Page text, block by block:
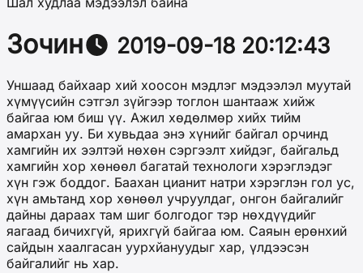
Зочин 2019-09-18 20:12:43
Уншаад байхаар хий хоосон мэдлэг мэдээлэл муутай
хүмүүсийн сэтгэл зүйгээр тоглон шантааж хийж
байгаа юм биш үү. Ажил хөдөлмөр хийх тийм
амархан уу. Би хувьдаа энэ хүнийг байгал орчинд
хамгийн их ээлтэй нөхөн сэргээлт хийдэг, байгальд
хамгийн хор хөнөөл багатай технологи хэрэглэдэг
хүн гэж боддог. Баахан цианит натри хэрэглэн гол ус,
хүн амьтанд хор хөнөөл учруулдаг, онгон байгалийг
дайны дараах там шиг болгодог тэр нөхдүүдийг
яагаад бичихгүй, ярихгүй байгаа юм. Саяын ерөнхий
сайдын хаалгасан уурхйануудыг хар, үлдээсэн
байгалийг нь хар.